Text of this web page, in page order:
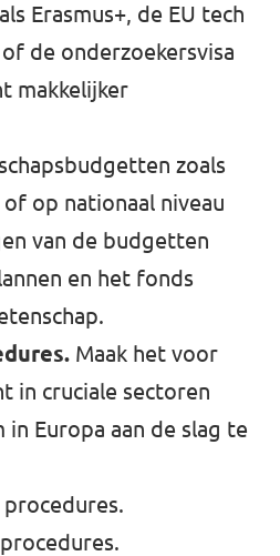
Erasmus+, de EU tech
of de onderzoekersvisa
makkelijker
zoals
op nationaal niveau
van de budgetten
en het fonds
Maak het voor
in cruciale sectoren
in Europa aan de slag te